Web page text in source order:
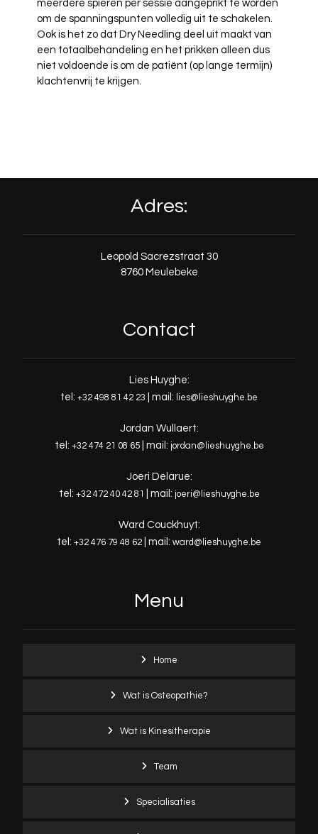
meerdere spieren per sessie aangeprikt te worden
om de spanningspunten volledig uit te schakelen.
Ook is het zo dat Dry Needling deel uit maakt van
een totaalbehandeling en het prikken alleen dus
niet voldoende is om de patiënt (op lange termijn)
klachtenvrij te krijgen.
Adres:
Leopold Sacrezstraat 30
8760 Meulebeke
Contact
Lies Huyghe:
tel: +32 498 81 42 23 | mail: lies@lieshuyghe.be
Jordan Wullaert:
tel: +32 474 21 08 65| mail: jordan@lieshuyghe.be
Joeri Delarue:
tel: +32 472 40 42 81 | mail: joeri@lieshuyghe.be
Ward Couckhuyt:
tel: +32 476 79 48 62 | mail: ward@lieshuyghe.be
Menu
Home
Wat is Osteopathie?
Wat is Kinesitherapie
Team
Specialisaties